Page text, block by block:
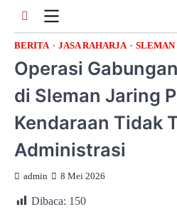
contentBERITA JASA RAHARJA SLEMAN
Operasi
di Sleman Jaring
Kendaraan Tidak
Administrasi
admin 8 Mei 2026
Dibaca: 150